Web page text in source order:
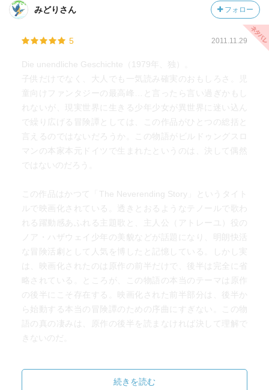
みどりさん フォロー
5 2011.11.29
Die unendliche Geschichte（1979年、独）。
子供だけでなく、大人でも一気読み確実のおもしろさ。児
童向けファンタジーの最高峰…と言ったら言い過ぎかもし
れないが、現実世界に生きる少年少女が異世界に迷い込ん
で繰り広げる冒険譚としては、この作品がひとつの総括と
言えるのではないだろうか。この物語がビルドゥングスロ
マンの本家本元ドイツで生まれたというのは、決して偶然
ではないのだろう。
この作品はかつて「The Neverending Story」というタイト
ルで映画化されている。透きとおるようなテノールで歌わ
れる躍動感あふれる主題歌と、主人公（アトレーユ）役の
ノア・ハザウェイ少年の美貌などが話題になり、明朗快活
な冒険活劇として人気を博したと記憶している。しかし実
は、映画化されたのは原作の前半だけで、後半は完全に省
略されている。ところが、この物語の本当のテーマは原作
の後半にこそ存在する。映画化された前半部分は、後半か
ら始動する本当の冒険譚のための序曲にすぎない。この物
語の真の凄みは、原作の後半を読まなければ決して理解で
きないのだ。
ァンタジーであり、それなりに面白いが型どおりの展開で
続きを読む